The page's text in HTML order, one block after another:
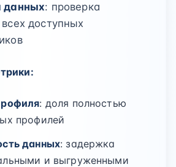
данных: проверка
доступных
: доля полностью
профилей
данных: задержка
и выгруженными